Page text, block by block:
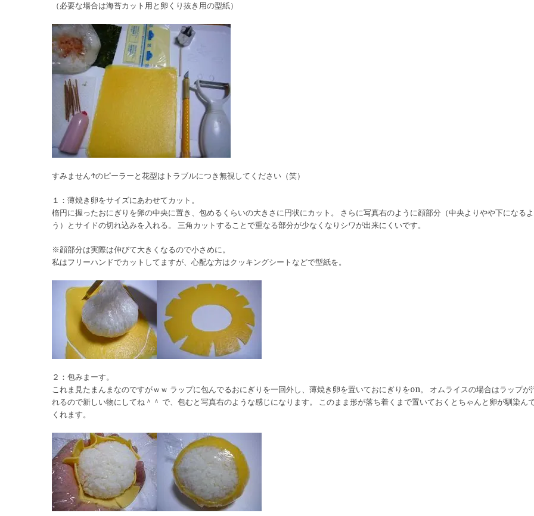
（必要な場合は海苔カット用と卵くり抜き用の型紙）
すみません↑のピーラーと花型はトラブルにつき無視してください（笑）
１：薄焼き卵をサイズにあわせてカット。
楕円に握ったおにぎりを卵の中央に置き、包めるくらいの大きさに円状にカット。 さらに写真右のように顔部分（中央よりやや下になるよ
う）とサイドの切れ込みを入れる。 三角カットすることで重なる部分が少なくなりシワが出来にくいです。
※顔部分は実際は伸びて大きくなるので小さめに。
私はフリーハンドでカットしてますが、心配な方はクッキングシートなどで型紙を。
２：包みまーす。
これま見たまんまなのですがｗｗ ラップに包んでるおにぎりを一回外し、薄焼き卵を置いておにぎりをon。 オムライスの場合はラップが
れるので新しい物にしてね＾＾ で、包むと写真右のような感じになります。 このまま形が落ち着くまで置いておくとちゃんと卵が馴染ん
くれます。